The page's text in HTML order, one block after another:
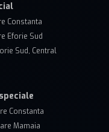
Constanta
Eforie Sud
Sud, Central
Constanta
Mamaia